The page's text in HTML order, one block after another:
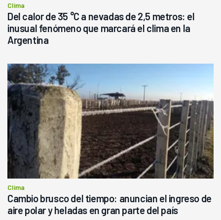
Clima
Del calor de 35 °C a nevadas de 2,5 metros: el
inusual fenómeno que marcará el clima en la
Argentina
Clima
Cambio brusco del tiempo: anuncian el ingreso de
aire polar y heladas en gran parte del país